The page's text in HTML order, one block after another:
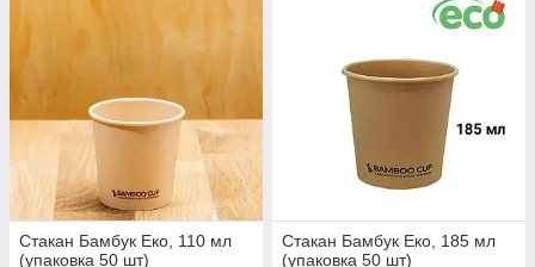
Стакан Бамбук Еко, 110 мл
(упаковка 50 шт)
Стакан Бамбук Еко, 185 мл
(упаковка 50 шт)